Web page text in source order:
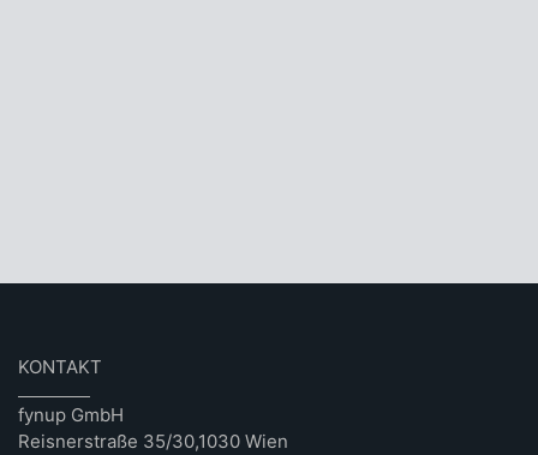
KONTAKT
fynup GmbH
Reisnerstraße 35/30,1030 Wien